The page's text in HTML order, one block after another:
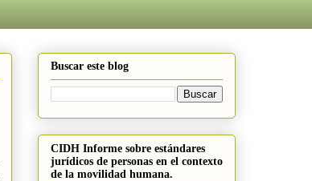
Buscar este blog
CIDH Informe sobre estándares
jurídicos de personas en el contexto
de la movilidad humana.